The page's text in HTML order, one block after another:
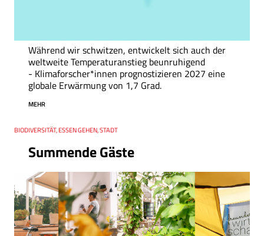
Während wir schwitzen, entwickelt sich auch der
weltweite Temperaturanstieg beunruhigend
- Klimaforscher*innen prognostizieren 2027 eine
globale Erwärmung von 1,7 Grad.
MEHR
Summende Gäste
Thema
BIODIVERSITÄT, ESSEN GEHEN, STADT